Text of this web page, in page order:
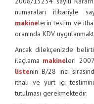
numaraları itibariyle
makinelerin teslim ve
oranında KDV
Ancak dilekçenizde
ilaçlama makineleri
listenin B/28 inci
ithali ve yurt içi
tutulması gerekmektedir.